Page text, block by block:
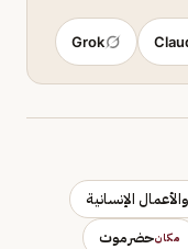
Grok
الإنسانية
مكانحضرموت